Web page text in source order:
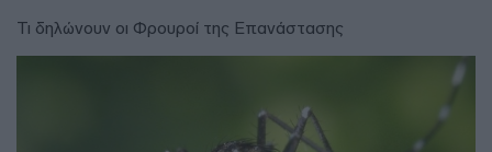
Τι δηλώνουν οι Φρουροί της Επανάστασης